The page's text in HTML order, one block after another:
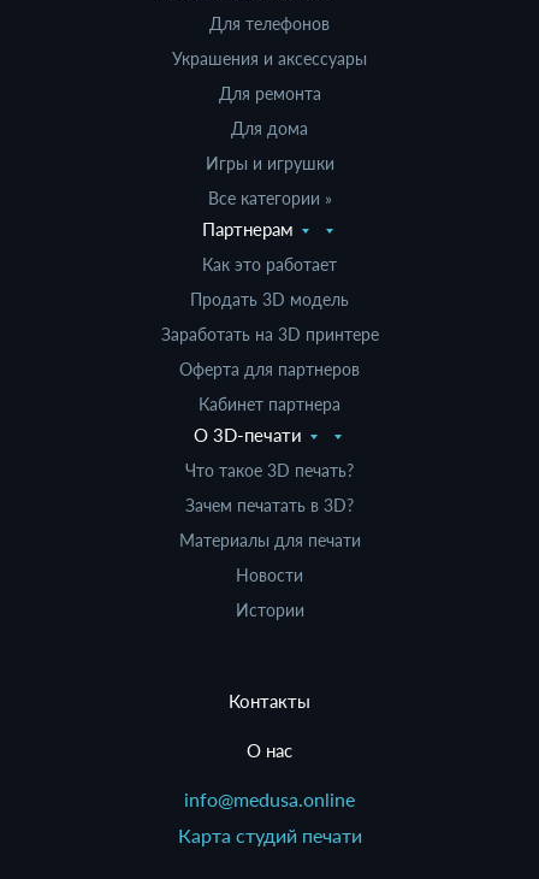
Для телефонов
Украшения и аксессуары
Для ремонта
Для дома
Игры и игрушки
Все категории »
Партнерам
Как это работает
Продать 3D модель
Заработать на 3D принтере
Оферта для партнеров
Кабинет партнера
О 3D-печати
Что такое 3D печать?
Зачем печатать в 3D?
Материалы для печати
Новости
Истории
Контакты
О нас
info@medusa.online
Карта студий печати